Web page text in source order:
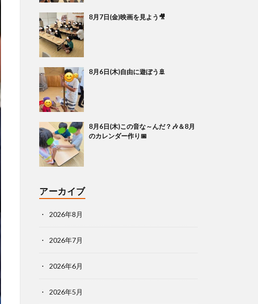
8月7日(金)映画を見よう🎥
8月6日(木)自由に遊ぼう🚢
8月6日(木)この音な～んだ？🎶＆8月
のカレンダー作り📅
アーカイブ
2026年8月
2026年7月
2026年6月
2026年5月